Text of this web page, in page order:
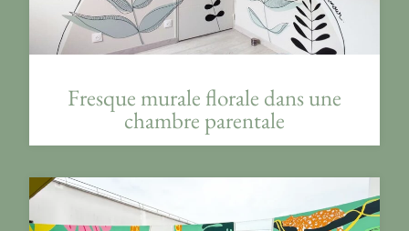
Fresque murale florale dans une
chambre parentale